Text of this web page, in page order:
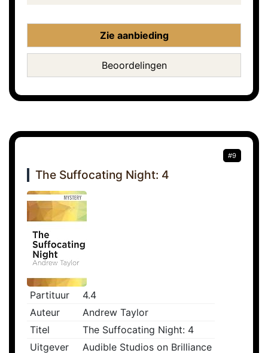
Zie aanbieding
Beoordelingen
#9
The Suffocating Night: 4
Partituur
4.4
Auteur
Andrew Taylor
Titel
The Suffocating Night: 4
Uitgever
Audible Studios on Brilliance